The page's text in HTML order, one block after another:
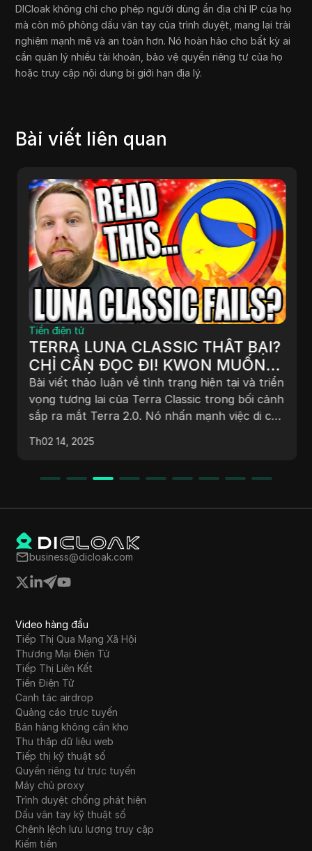
DICloak không chỉ cho phép người dùng ẩn địa chỉ IP của họ
mà còn mô phỏng dấu vân tay của trình duyệt, mang lại trải
nghiệm mạnh mẽ và an toàn hơn. Nó hoàn hảo cho bất kỳ ai
cần quản lý nhiều tài khoản, bảo vệ quyền riêng tư của họ
hoặc truy cập nội dung bị giới hạn địa lý.
Bài viết liên quan
Tiền điện tử
TERRA LUNA CLASSIC THẤT BẠI?
CHỈ CẦN ĐỌC ĐI! KWON MUỐN
TIẾN TIẾP... RÕ RÀNG!
Bài viết thảo luận về tình trạng hiện tại và triển
vọng tương lai của Terra Classic trong bối cảnh
sắp ra mắt Terra 2.0. Nó nhấn mạnh việc di cư
phản ứng của thị trường và những lo ngại của
Cộng đồng đang chia rẽ về việc liệu cả hai
thái đang ở một ngã rẽ quan trọng, với sự
không chắc chắn chiếm ưu thế mặc dù có một
số phát triển tích cực.
Th02 14, 2025
business@dicloak.com
Video hàng đầu
Tiếp Thị Qua Mạng Xã Hội
Thương Mại Điện Tử
Tiếp Thị Liên Kết
Tiền Điện Tử
Canh tác airdrop
Quảng cáo trực tuyến
Bán hàng không cần kho
Thu thập dữ liệu web
Tiếp thị kỹ thuật số
Quyền riêng tư trực tuyến
Máy chủ proxy
Trình duyệt chống phát hiện
Dấu vân tay kỹ thuật số
Chênh lệch lưu lượng truy cập
Kiếm tiền